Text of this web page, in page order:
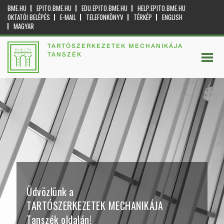
BME.HU EPITO.BME.HU EDU.EPITO.BME.HU
HELP.EPITO.BME.HU
OKTATÓI BELÉPÉS
E-MAIL TELEFONKÖNYV TÉRKÉP
ENGLISH
MAGYAR
TARTÓSZERKEZETEK MECHANIKÁJA
TANSZÉK
Üdvözlünk a
TARTÓSZERKEZETEK MECHANIKÁJA
Tanszék oldalán!